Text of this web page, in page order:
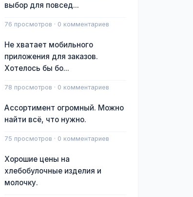
выбор для повсед...
76 просмотров · 0 комментариев
Не хватает мобильного
приложения для заказов.
Хотелось бы бо...
78 просмотров · 0 комментариев
Ассортимент огромный. Можно
найти всё, что нужно.
75 просмотров · 0 комментариев
Хорошие цены на
хлебобулочные изделия и
молочку.